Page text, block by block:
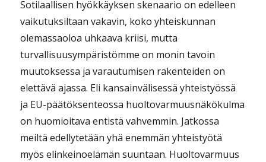
Sotilaallisen hyökkäyksen skenaario on edelleen
vaikutuksiltaan vakavin, koko yhteiskunnan
olemassaoloa uhkaava kriisi, mutta
turvallisuusympäristömme on monin tavoin
muutoksessa ja varautumisen rakenteiden on
elettävä ajassa. Eli kansainvälisessä yhteistyössä
ja EU-päätöksenteossa huoltovarmuusnäkökulma
on huomioitava entistä vahvemmin. Jatkossa
meiltä edellytetään yhä enemmän yhteistyötä
myös elinkeinoelämän suuntaan. Huoltovarmuus